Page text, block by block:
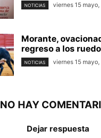
NOTICIAS viernes 15
Morante,
regreso a los
NOTICIAS viernes 15
NO HAY
Dejar respuesta